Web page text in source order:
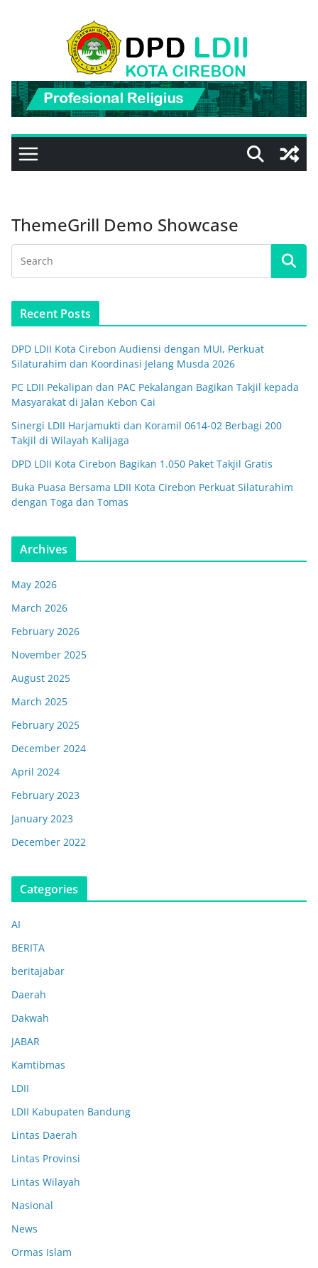
ThemeGrill Demo Showcase
Recent Posts
DPD LDII Kota Cirebon Audiensi dengan MUI, Perkuat
Silaturahim dan Koordinasi Jelang Musda 2026
PC LDII Pekalipan dan PAC Pekalangan Bagikan Takjil kepada
Masyarakat di Jalan Kebon Cai
Sinergi LDII Harjamukti dan Koramil 0614-02 Berbagi 200
Takjil di Wilayah Kalijaga
DPD LDII Kota Cirebon Bagikan 1.050 Paket Takjil Gratis
Buka Puasa Bersama LDII Kota Cirebon Perkuat Silaturahim
dengan Toga dan Tomas
Archives
May 2026
March 2026
February 2026
November 2025
August 2025
March 2025
February 2025
December 2024
April 2024
February 2023
January 2023
December 2022
Categories
AI
BERITA
beritajabar
Daerah
Dakwah
JABAR
Kamtibmas
LDII
LDII Kabupaten Bandung
Lintas Daerah
Lintas Provinsi
Lintas Wilayah
Nasional
News
Ormas Islam